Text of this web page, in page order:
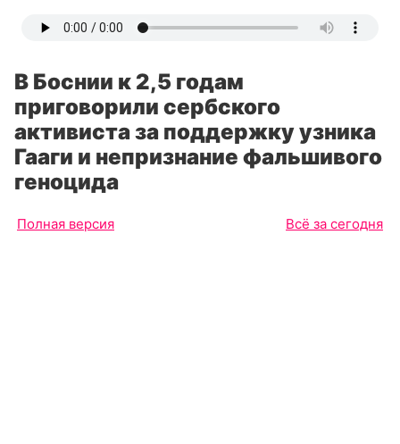
В Боснии к 2,5 годам
приговорили сербского
активиста за поддержку узника
Гааги и непризнание фальшивого
геноцида
Полная версия Всё за сегодня